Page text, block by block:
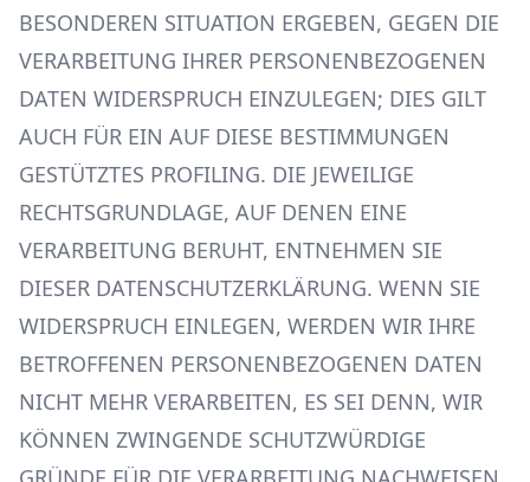
BESONDEREN SITUATION ERGEBEN, GEGEN DIE
VERARBEITUNG IHRER PERSONENBEZOGENEN
DATEN WIDERSPRUCH EINZULEGEN; DIES GILT
AUCH FÜR EIN AUF DIESE BESTIMMUNGEN
GESTÜTZTES PROFILING. DIE JEWEILIGE
RECHTSGRUNDLAGE, AUF DENEN EINE
VERARBEITUNG BERUHT, ENTNEHMEN SIE
DIESER DATENSCHUTZERKLÄRUNG. WENN SIE
WIDERSPRUCH EINLEGEN, WERDEN WIR IHRE
BETROFFENEN PERSONENBEZOGENEN DATEN
NICHT MEHR VERARBEITEN, ES SEI DENN, WIR
KÖNNEN ZWINGENDE SCHUTZWÜRDIGE